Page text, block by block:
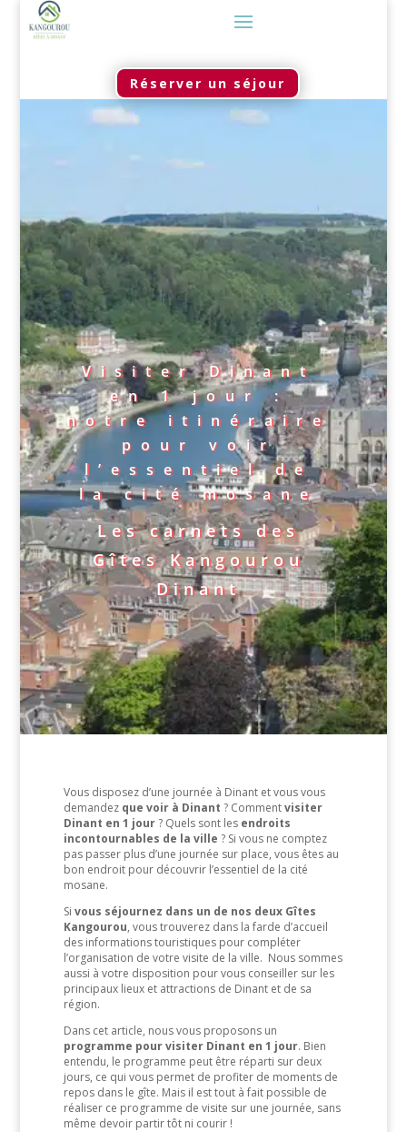
Réserver un séjour
Visiter Dinant
en 1 jour :
notre itinéraire
pour voir
l’essentiel de
la cité mosane
Les carnets des
Gîtes Kangourou
Dinant
Vous disposez d’une journée à Dinant et vous vous
demandez que voir à Dinant ? Commentvisiter
Dinant en 1 jour? Quels sont les endroits
incontournables de la ville ? Si vous ne comptez
pas passer plus d’une journée sur place, vous êtes au
bon endroit pour découvrir l’essentiel de la cité
mosane.
Si vous séjournez dans un de nos deux Gîtes
Kangourou, vous trouverez dans la farde d’accueil
des informations touristiques pour compléter
l’organisation de votre visite de la ville. Nous sommes
aussi à votre disposition pour vous conseiller sur les
principaux lieux et attractions de Dinant et de sa
région.
Dans cet article, nous vous proposons un
programme pour visiter Dinant en 1 jour. Bien
entendu, le programme peut être réparti sur deux
jours, ce qui vous permet de profiter de moments de
repos dans le gîte. Mais il est tout à fait possible de
réaliser ce programme de visite sur une journée, sans
même devoir partir tôt ni courir !